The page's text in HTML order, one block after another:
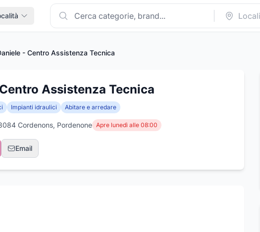
- Centro Assistenza Tecnica
Assistenza Tecnica
Impianti idraulici Abitare e arredare
Cordenons, Pordenone Apre lunedì alle 08:00
Email